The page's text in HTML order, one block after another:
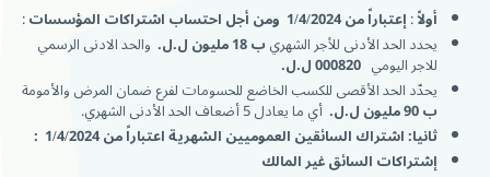
أولاً:إعتباراً من 1/4/2024 ومن أجل احتساب اشتراكات المؤسسات
:
يحدد الحد الأدنى للأجر الشهريب 18 مليون ل.ل. والحد الادنى الرسمي
للاجر اليومي 000820 ل.ل.
يحدّد الحد الأقصى للكسب الخاضع للحسومات لفرع ضمان المرض والأمومة
ب 90 مليون ل.ل.
أي ما يعادل 5 أضعاف الحد الأدنى الشهري.
ثانيا: اشتراك السائقين العموميين الشهرية اعتباراً من 1/4/2024 :
إشتراكات السائق غير المالك